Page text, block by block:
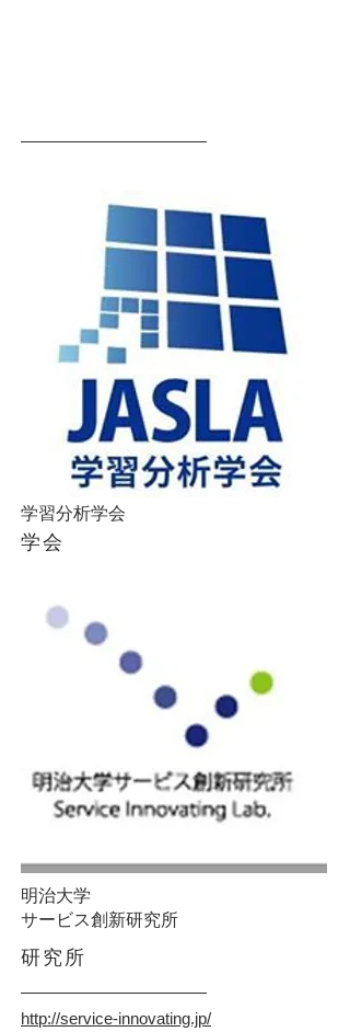
​学習分析学会
学会
明治大学
​サービス創新研究所
研究所
http://service-innovating.jp/